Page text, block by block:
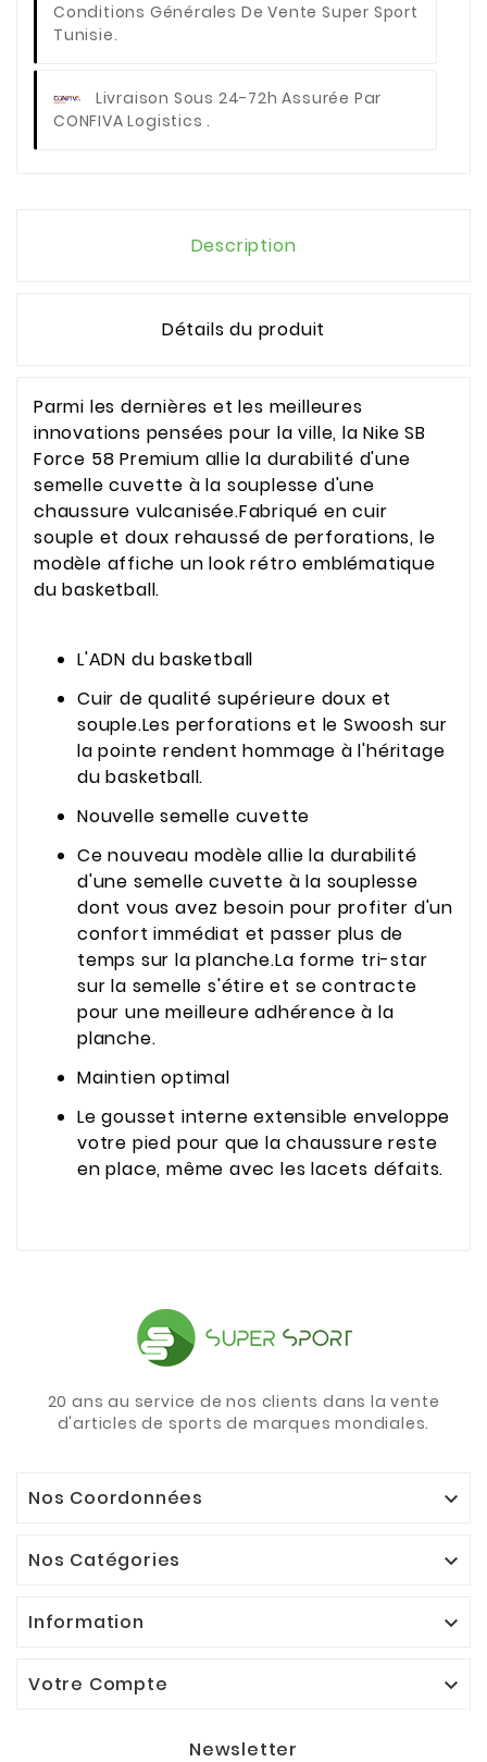
Conditions Générales De Vente Super Sport
Tunisie.
Livraison Sous 24-72h Assurée Par
CONFIVA Logistics .
Description
Détails du produit
Parmi les dernières et les meilleures
innovations pensées pour la ville, la Nike SB
Force 58 Premium allie la durabilité d'une
semelle cuvette à la souplesse d'une
chaussure vulcanisée.Fabriqué en cuir
souple et doux rehaussé de perforations, le
modèle affiche un look rétro emblématique
du basketball.
L'ADN du basketball
Cuir de qualité supérieure doux et
souple.Les perforations et le Swoosh sur
la pointe rendent hommage à l'héritage
du basketball.
Nouvelle semelle cuvette
Ce nouveau modèle allie la durabilité
d'une semelle cuvette à la souplesse
dont vous avez besoin pour profiter d'un
confort immédiat et passer plus de
temps sur la planche.La forme tri-star
sur la semelle s'étire et se contracte
pour une meilleure adhérence à la
planche.
Maintien optimal
Le gousset interne extensible enveloppe
votre pied pour que la chaussure reste
en place, même avec les lacets défaits.
20 ans au service de nos clients dans la vente
d'articles de sports de marques mondiales.
Nos Coordonnées 
Nos Catégories 
Information 
Votre Compte 
Newsletter